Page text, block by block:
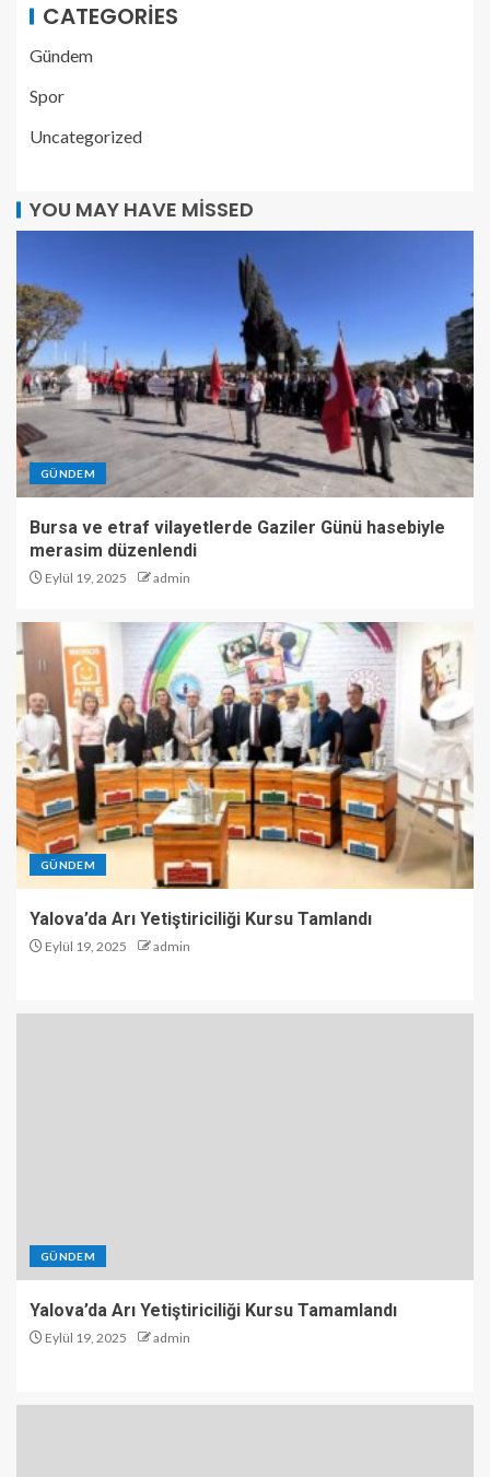
CATEGORIES
Gündem
Spor
Uncategorized
YOU MAY HAVE MISSED
GÜNDEM
Bursa ve etraf vilayetlerde Gaziler Günü hasebiyle
merasim düzenlendi
Eylül 19, 2025 admin
GÜNDEM
Yalova’da Arı Yetiştiriciliği Kursu Tamlandı
Eylül 19, 2025 admin
GÜNDEM
Yalova’da Arı Yetiştiriciliği Kursu Tamamlandı
Eylül 19, 2025 admin